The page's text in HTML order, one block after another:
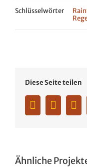
Schlüsselwörter
Diese Seite teilen
Facebook
Twitter
Ähnliche